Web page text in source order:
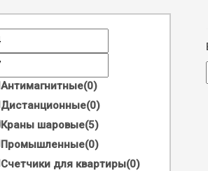
Антимагнитные(0)
Дистанционные(0)
Краны шаровые(5)
Промышленные(0)
Счетчики для квартиры(0)